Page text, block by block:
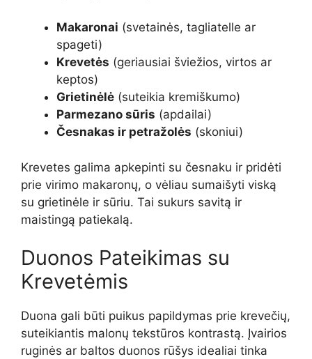
Makaronai (svetainės, tagliatelle ar
spageti)
Krevetės (geriausiai šviežios, virtos ar
keptos)
Grietinėlė (suteikia kremiškumo)
Parmezano sūris (apdailai)
Česnakas ir petražolės (skoniui)
Krevetes galima apkepinti su česnaku ir pridėti
prie virimo makaronų, o vėliau sumaišyti viską
su grietinėle ir sūriu. Tai sukurs savitą ir
maistingą patiekalą.
Duonos Pateikimas su
Krevetėmis
Duona gali būti puikus papildymas prie krevečių,
suteikiantis malonų tekstūros kontrastą. Įvairios
ruginės ar baltos duonos rūšys idealiai tinka